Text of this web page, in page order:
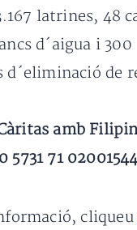
latrines, 48
d´aigua i 300
d´eliminació de
amb
5731 71
cliqueu